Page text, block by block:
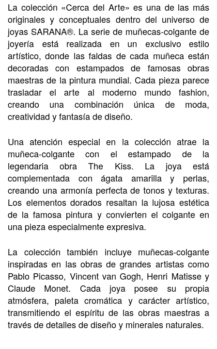
La colección «Cerca del Arte» es una de las más
originales y conceptuales dentro del universo de
joyas SARANA®. La serie de muñecas-colgante de
joyería está realizada en un exclusivo estilo
artístico, donde las faldas de cada muñeca están
decoradas con estampados de famosas obras
maestras de la pintura mundial. Cada pieza parece
trasladar el arte al moderno mundo fashion,
creando una combinación única de moda,
creatividad y fantasía de diseño.
Una atención especial en la colección atrae la
muñeca-colgante con el estampado de la
legendaria obra The Kiss. La joya está
complementada con ágata amarilla y perlas,
creando una armonía perfecta de tonos y texturas.
Los elementos dorados resaltan la lujosa estética
de la famosa pintura y convierten el colgante en
una pieza especialmente expresiva.
La colección también incluye muñecas-colgante
inspiradas en las obras de grandes artistas como
Pablo Picasso, Vincent van Gogh, Henri Matisse y
Claude Monet. Cada joya posee su propia
atmósfera, paleta cromática y carácter artístico,
transmitiendo el espíritu de las obras maestras a
través de detalles de diseño y minerales naturales.